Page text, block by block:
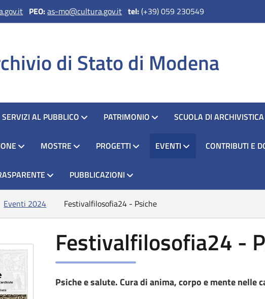
PEO:as-mo@cultura.gov.it tel:(+39) 059 230549
di Stato di Modena
SERVIZI AL PUBBLICO PATRIMONIO SCUOLA DI ARCHIVISTICA
MOSTRE PROGETTI EVENTI CONTRIBUTI E
PUBBLICAZIONI
Eventi 2024 Festivalfilosofia24 - Psiche
Festivalfilosofia24 -
Psiche e salute. Cura di anima, corpo e mente nelle